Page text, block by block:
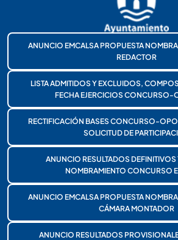
ANUNCIO EMCALSA PROPUESTA
REDACTOR
LISTA ADMITIDOS Y EXCLUIDOS,
FECHA EJERCICIOS CONCURSO-
RECTIFICACIÓN BASES CONCURSO-
SOLICITUD DE
ANUNCIO RESULTADOS DEFINITIVOS
NOMBRAMIENTO CONCURSO
ANUNCIO EMCALSA PROPUESTA
CÁMARA MONTADOR
ANUNCIO RESULTADOS